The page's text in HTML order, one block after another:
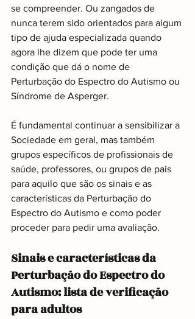
se compreender. Ou zangados de
nunca terem sido orientados para algum
tipo de ajuda especializada quando
agora lhe dizem que pode ter uma
condição que dá o nome de
Perturbação do Espectro do Autismo ou
Síndrome de Asperger.
É fundamental continuar a sensibilizar a
Sociedade em geral, mas também
grupos específicos de profissionais de
saúde, professores, ou grupos de pais
para aquilo que são os sinais e as
características da Perturbação do
Espectro do Autismo e como poder
proceder para pedir uma avaliação.
Sinais e características da
Perturbação do Espectro do
Autismo: lista de verificação
para adultos